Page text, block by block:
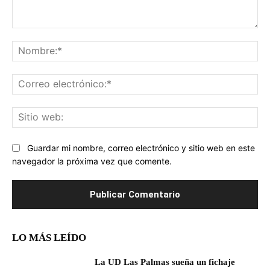
Guardar mi nombre, correo electrónico y sitio web en este
navegador la próxima vez que comente.
LO MÁS LEÍDO
La UD Las Palmas sueña un fichaje